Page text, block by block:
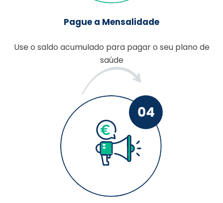
Pague a Mensalidade
Use o saldo acumulado para pagar o seu plano de
saúde